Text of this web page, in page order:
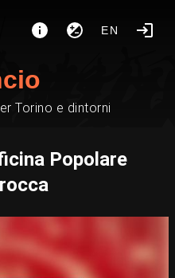
EN
Torino e dintorni
Popolare